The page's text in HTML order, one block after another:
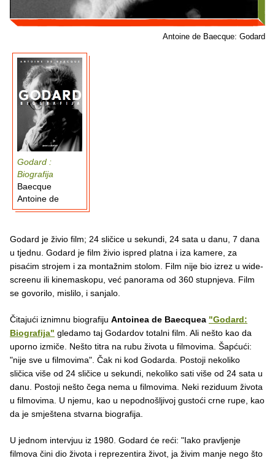
Antoine de Baecque: Godard
Godard :
Biografija
Baecque
Antoine de
Godard je živio film; 24 sličice u sekundi, 24 sata u danu, 7 dana
u tjednu. Godard je film živio ispred platna i iza kamere, za
pisaćim strojem i za montažnim stolom. Film nije bio izrez u wide-
screenu ili kinemaskopu, već panorama od 360 stupnjeva. Film
se govorilo, mislilo, i sanjalo.
Čitajući iznimnu biografiju Antoinea de Baecquea "Godard:
Biografija" gledamo taj Godardov totalni film. Ali nešto kao da
uporno izmiče. Nešto titra na rubu života u filmovima. Šapćući:
"nije sve u filmovima". Čak ni kod Godarda. Postoji nekoliko
sličica više od 24 sličice u sekundi, nekoliko sati više od 24 sata u
danu. Postoji nešto čega nema u filmovima. Neki reziduum života
u filmovima. U njemu, kao u nepodnošljivoj gustoći crne rupe, kao
da je smještena stvarna biografija.
U jednom intervjuu iz 1980. Godard će reći: "Iako pravljenje
filmova čini dio života i reprezentira život, ja živim manje nego što